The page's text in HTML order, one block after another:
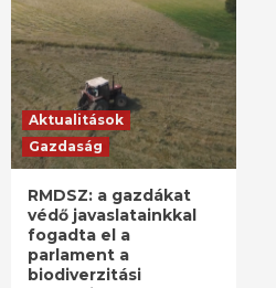
Aktualitások
Gazdaság
RMDSZ: a gazdákat
védő javaslatainkkal
fogadta el a
parlament a
biodiverzitási